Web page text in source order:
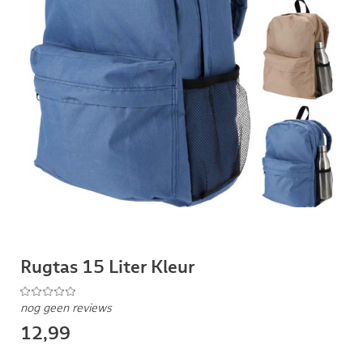
Rugtas 15 Liter Kleur
nog geen reviews
12,99